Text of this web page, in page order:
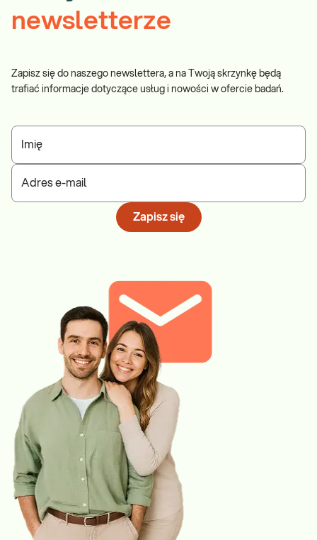
newsletterze
Zapisz się do naszego newslettera, a na Twoją skrzynkę będą
trafiać informacje dotyczące usług i nowości w ofercie badań.
Imię
Adres e-mail
Zapisz się